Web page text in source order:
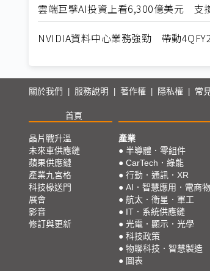
雲端巨擘AI投資上看6,300億美元 支
NVIDIA資料中心業務強勁 帶動
關於我們 服務說明 著作權 隱私權 常
首頁
晶片戰升溫
未來車供應鏈
蘋果供應鏈
產業九宮格
科技椽送門
展會
影音
修訂與更新
產業
● 半導體．零組件
● CarTech．綠能
● 行動．通訊．XR
● AI．智慧應用．電商
● 航太．衛星．軍工
● IT．系統供應鏈
● 光電．顯示．光學
● 科技政策
● 物聯科技．智慧製造
● 圖表